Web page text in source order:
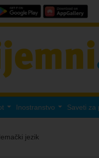
Inostranstvo Saveti za
jezik